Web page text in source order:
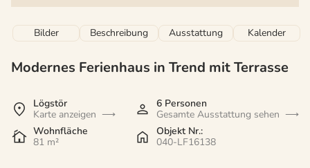
Bilder Beschreibung Ausstattung Kalender
Modernes Ferienhaus in Trend mit Terrasse
Lögstör
Karte anzeigen
6 Personen
Gesamte Ausstattung sehen
Wohnfläche
81 m²
Objekt Nr.:
040-LF16138